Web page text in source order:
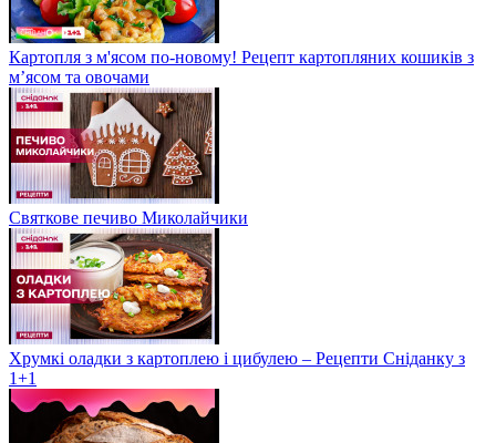
Картопля з м'ясом по-новому! Рецепт картопляних кошиків з
м’ясом та овочами
Святкове печиво Миколайчики
Хрумкі оладки з картоплею і цибулею – Рецепти Сніданку з
1+1